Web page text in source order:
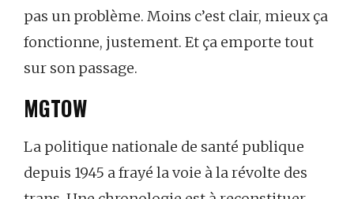
pas un problème. Moins c’est clair, mieux ça
fonctionne, justement. Et ça emporte tout
sur son passage.
MGTOW
La politique nationale de santé publique
depuis 1945 a frayé la voie à la révolte des